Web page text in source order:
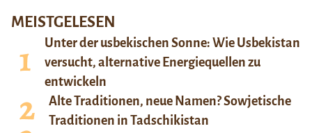
MEISTGELESEN
Unter der usbekischen Sonne: Wie Usbekistan
versucht, alternative Energiequellen zu
entwickeln
Alte Traditionen, neue Namen? Sowjetische
Traditionen in Tadschikistan